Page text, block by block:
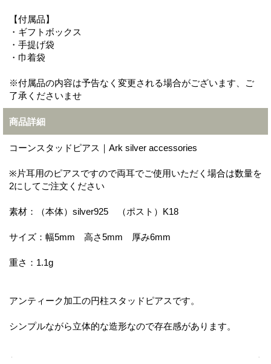
【付属品】
・ギフトボックス
・手提げ袋
・巾着袋
※付属品の内容は予告なく変更される場合がございます、ご
了承くださいませ
商品詳細
コーンスタッドピアス｜Ark silver accessories
※片耳用のピアスですので両耳でご使用いただく場合は数量を
2にしてご注文ください
素材：（本体）silver925 （ポスト）K18
サイズ：幅5mm 高さ5mm 厚み6mm
重さ：1.1g
アンティーク加工の円柱スタッドピアスです。
シンプルながら立体的な造形なので存在感があります。